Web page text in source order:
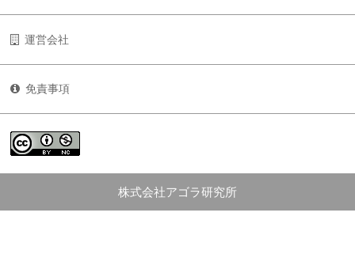
運営会社
免責事項
株式会社アゴラ研究所